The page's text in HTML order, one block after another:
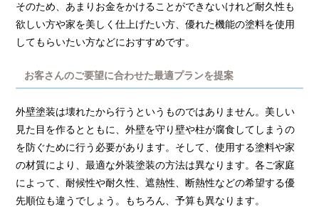
そのため、あまりお金をかけることができないけれど耐久性も
欲しい方や家を美しく仕上げたい方、優れた機能の塗料を使用
してもらいたい方などにおすすめです。
お客さんのご要望に合わせた最適プランを提案
外壁塗装は壊れたから行うというものではありません。美しい
見た目を作るとともに、外壁を守り壁や柱が腐食してしまうの
を防ぐために行う必要があります。そして、使用する塗料や家
の材質により、最適な外装塗装の方法は異なります。各ご家庭
によって、耐候性や耐久性、遮熱性、断熱性などの希望する優
先順位も違うでしょう。もちろん、予算も異なります。